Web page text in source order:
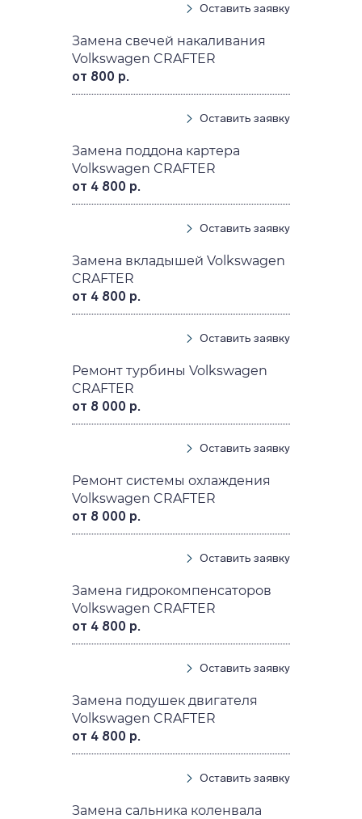
Оставить заявку
Замена свечей накаливания
Volkswagen CRAFTER
от 800 р.
Оставить заявку
Замена поддона картера
Volkswagen CRAFTER
от 4 800 р.
Оставить заявку
Замена вкладышей Volkswagen
CRAFTER
от 4 800 р.
Оставить заявку
Ремонт турбины Volkswagen
CRAFTER
от 8 000 р.
Оставить заявку
Ремонт системы охлаждения
Volkswagen CRAFTER
от 8 000 р.
Оставить заявку
Замена гидрокомпенсаторов
Volkswagen CRAFTER
от 4 800 р.
Оставить заявку
Замена подушек двигателя
Volkswagen CRAFTER
от 4 800 р.
Оставить заявку
Замена сальника коленвала